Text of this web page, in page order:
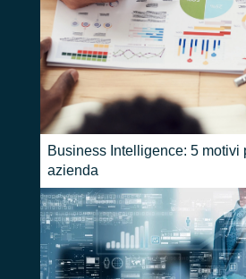
Business Intelligence: 5 motivi
azienda